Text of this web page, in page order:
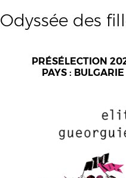
Odyssée des
PRÉSÉLECTION
PAYS : BULGARIE